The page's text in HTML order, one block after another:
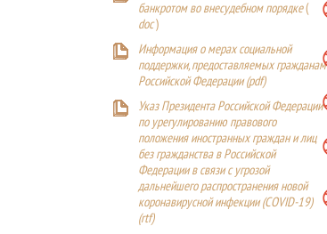
банкротом во внесудебном порядке(
doc)
Информация о мерах социальной
поддержки, предоставляемых гражданам
Российской Федерации (pdf)
Указ Президента Российской Федерации
по урегулированию правового
положения иностранных граждан и лиц
без гражданства в Российской
Федерации в связи с угрозой
дальнейшего распространения новой
коронавирусной инфекции (COVID-19)
(rtf)